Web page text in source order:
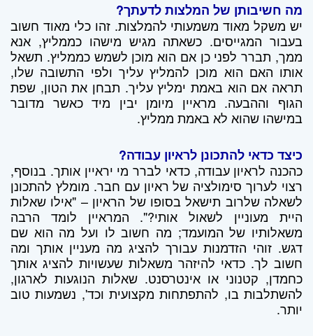
מה חשיבותן של המלצות לדעתך?
יש משקל מאוד משמעותי להמלצות. זהו כלי מאוד חשוב
בעבור המגייסים. כשאתה מגיש מישהו כממליץ, אנא
ממך, תברר לפני כן אם הוא מוכן לשמש כממליץ. תשאל
אותו האם הוא מוכן להמליץ עליך ולפי התשובה שלו,
תראה אם הוא באמת ימליץ עליך. תבחן את הטון, שפת
הגוף וההבעה. מראיין מיומן יבין מיד כאשר מדובר
במישהו שהוא לא באמת ממליץ.
כיצד כדאי להתכונן לראיון עבודה?
כהכנה לראיון עבודה, כדאי לברר מי יראיין אותך. בנוסף,
רצוי לערוך סימולציה של ראיון עם חבר. מומלץ להתכונן
לשאלה שלרוב תישאל בסופו של הראיון – "אילו שאלות
היית מעוניין לשאול אותי?". המראיין לומד הרבה
משאלותיו של המועמד; מה חשוב לו ועל מה הוא שם
דגש. זוהי הזדמנות עבורך להציג מה מעניין אותך ומה
חשוב לך. כדאי להיזהר משאלות שעשויות להציג אותך
כחמדן, קטנוני או אינטרסנט. שאלות הנוגעות לארגון,
להשתלבות בו, להתפתחות מקצועית וכד', נשמעות טוב
יותר.